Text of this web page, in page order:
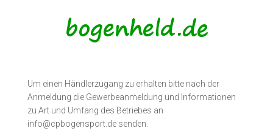
Um einen Händlerzugang zu erhalten bitte nach der
Anmeldung die Gewerbeanmeldung und Informationen
zu Art und Umfang des Betriebes an
info@cpbogensport.de senden.